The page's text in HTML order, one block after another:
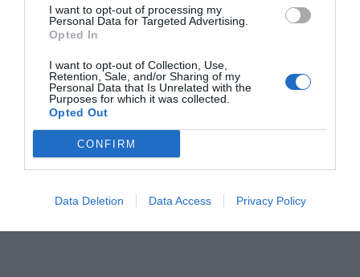
I want to opt-out of processing my
Personal Data for Targeted Advertising.
Opted In
I want to opt-out of Collection, Use,
Retention, Sale, and/or Sharing of my
Personal Data that Is Unrelated with the
Purposes for which it was collected.
Opted Out
CONFIRM
Data Deletion Data Access Privacy Policy
Mercadona
comparte 409
millones de euros
con toda la plantilla
Mercadona reparte 689.000